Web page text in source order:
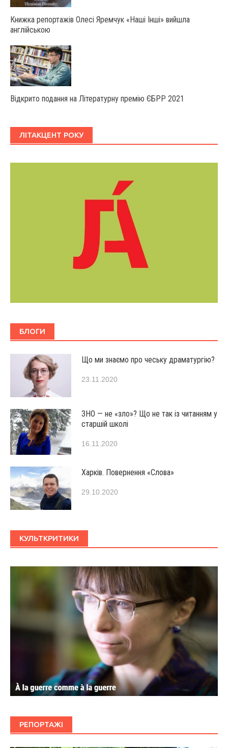
Книжка репортажів Олесі Яремчук «Наші Інші» вийшла
англійською
Відкрито подання на Літературну премію ЄБРР 2021
ЛІТАКЦЕНТ РОКУ
БЛОГИ
Що ми знаємо про чеську драматургію?
23.11.2020
ЗНО — не «зло»? Що не так із читанням у
старшій школі
16.11.2020
Харків. Повернення «Слова»
29.10.2020
КУЛЬТКРИТИКИ
РЕПОРТАЖІ